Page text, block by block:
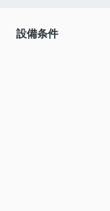
設備条件